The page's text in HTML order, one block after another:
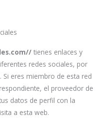
tienes enlaces y
redes sociales, por
Si eres miembro de esta red
el proveedor de
datos de perfil con la
a esta web.